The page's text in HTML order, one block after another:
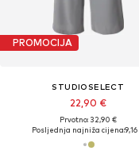
PROMOCIJA
STUDIOSELECT
22,90 €
Prvotno: 32,90 €
Posljednja najniža cijena: